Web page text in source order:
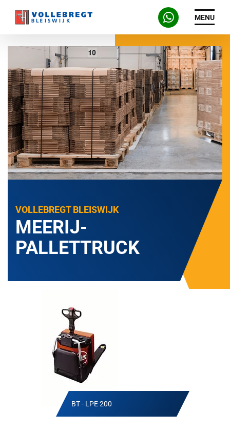
MENU
VOLLEBREGT BLEISWIJK
MEERIJ-
PALLETTRUCK
BT - LPE 200